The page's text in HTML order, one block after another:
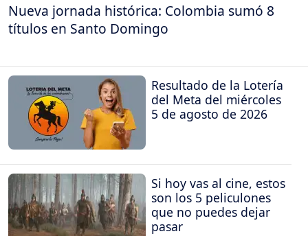
Nueva jornada histórica: Colombia sumó 8
títulos en Santo Domingo
Resultado de la Lotería
del Meta del miércoles
5 de agosto de 2026
Si hoy vas al cine, estos
son los 5 peliculones
que no puedes dejar
pasar